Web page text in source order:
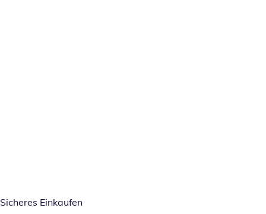
Sicheres Einkaufen